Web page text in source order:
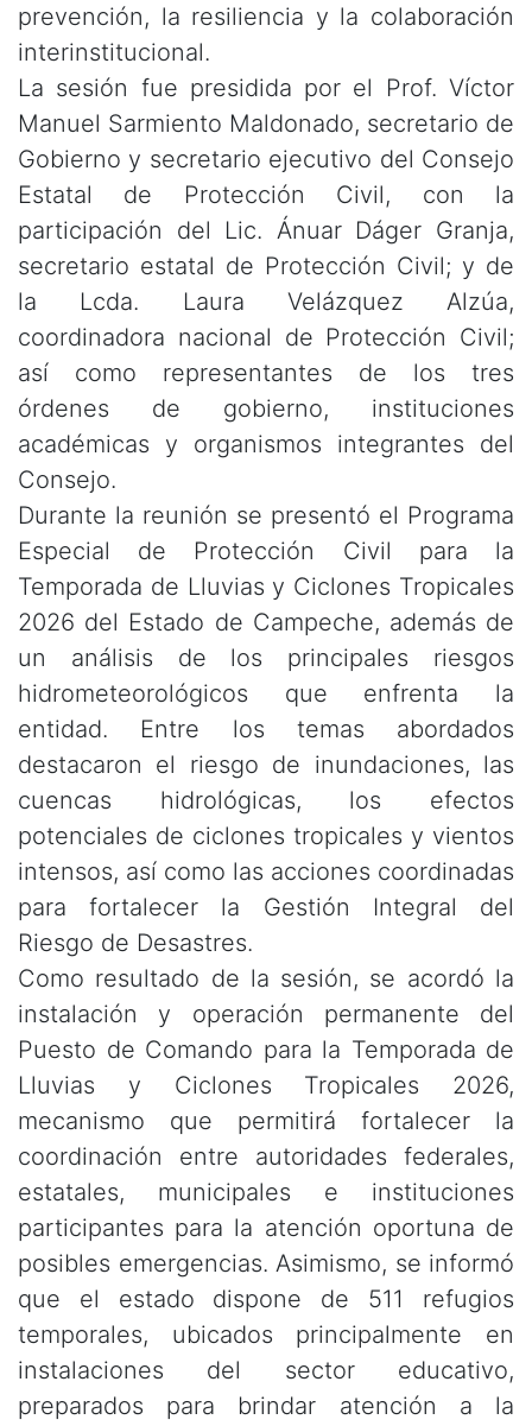
prevención, la resiliencia y la colaboración
interinstitucional.
La sesión fue presidida por el Prof. Víctor
Manuel Sarmiento Maldonado, secretario de
Gobierno y secretario ejecutivo del Consejo
Estatal de Protección Civil, con la
participación del Lic. Ánuar Dáger Granja,
secretario estatal de Protección Civil; y de
la Lcda. Laura Velázquez Alzúa,
coordinadora nacional de Protección Civil;
así como representantes de los tres
órdenes de gobierno, instituciones
académicas y organismos integrantes del
Consejo.
Durante la reunión se presentó el Programa
Especial de Protección Civil para la
Temporada de Lluvias y Ciclones Tropicales
2026 del Estado de Campeche, además de
un análisis de los principales riesgos
hidrometeorológicos que enfrenta la
entidad. Entre los temas abordados
destacaron el riesgo de inundaciones, las
cuencas hidrológicas, los efectos
potenciales de ciclones tropicales y vientos
intensos, así como las acciones coordinadas
para fortalecer la Gestión Integral del
Riesgo de Desastres.
Como resultado de la sesión, se acordó la
instalación y operación permanente del
Puesto de Comando para la Temporada de
Lluvias y Ciclones Tropicales 2026,
mecanismo que permitirá fortalecer la
coordinación entre autoridades federales,
estatales, municipales e instituciones
participantes para la atención oportuna de
posibles emergencias. Asimismo, se informó
que el estado dispone de 511 refugios
temporales, ubicados principalmente en
instalaciones del sector educativo,
preparados para brindar atención a la